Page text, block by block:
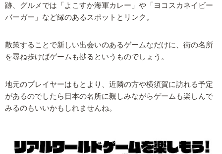
跡、グルメでは「よこすか海軍カレー」や「ヨコスカネイビー
バーガー」など縁のあるスポットとリンク。
散策することで新しい出会いのあるゲームなだけに、街の名所
を尋ね歩けばゲームも捗るというものでしょう。
地元のプレイヤーはもとより、近隣の方や横須賀に訪れる予定
があるのでしたら日本の名所に親しみながらゲームも楽しんで
みるのもいいかもしれませんね。